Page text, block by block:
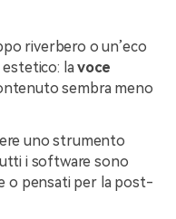
riverbero o un’eco
estetico: lavoce
sembra meno
uno strumento
i software sono
o pensati per la post-